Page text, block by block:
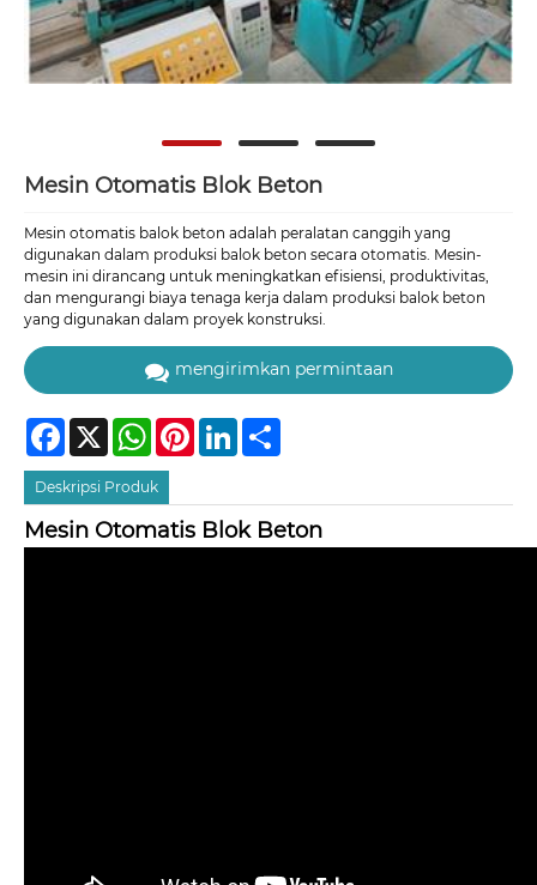
Mesin Otomatis Blok Beton
Mesin otomatis balok beton adalah peralatan canggih yang
digunakan dalam produksi balok beton secara otomatis. Mesin-
mesin ini dirancang untuk meningkatkan efisiensi, produktivitas,
dan mengurangi biaya tenaga kerja dalam produksi balok beton
yang digunakan dalam proyek konstruksi.
mengirimkan permintaan
Facebook
X WhatsAppPinterestLinkedIn
Deskripsi Produk
Mesin Otomatis Blok Beton